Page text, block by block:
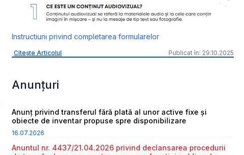
Instructiuni privind completarea formularelor
Citește Articolul Publicat în: 29.10.2025
Anunțuri
Anunț privind transferul fără plată al unor active fixe și
obiecte de inventar propuse spre disponibilizare
16.07.2026
Anuntul nr. 4437/21.04.2026 privind declansarea procedurii